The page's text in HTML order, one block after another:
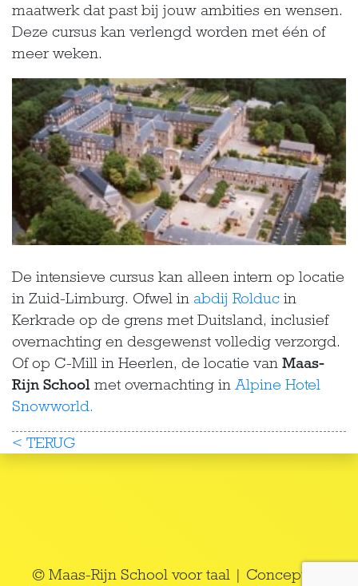
maatwerk dat past bij jouw ambities en wensen.
Deze cursus kan verlengd worden met één of
meer weken.
De intensieve cursus kan alleen intern op locatie
in Zuid-Limburg. Ofwel in abdij Rolduc in
Kerkrade op de grens met Duitsland, inclusief
overnachting en desgewenst volledig verzorgd.
Of op C-Mill in Heerlen, de locatie van Maas-
Rijn School met overnachting in Alpine Hotel
Snowworld.
< TERUG
© Maas-Rijn School voor taal | Concept en